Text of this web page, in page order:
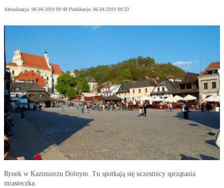
Aktualizacja: 06.04.2019 09:48 Publikacja: 06.04.2019 09:33
Rynek w Kazimierzu Dolnym. Tu spotkają się uczestnicy sprzątania
miasteczka.